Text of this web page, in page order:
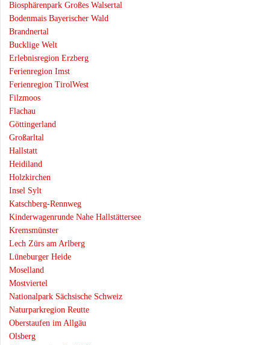
Biosphärenpark Großes Walsertal
Bodenmais Bayerischer Wald
Brandnertal
Bucklige Welt
Erlebnisregion Erzberg
Ferienregion Imst
Ferienregion TirolWest
Filzmoos
Flachau
Göttingerland
Großarltal
Hallstatt
Heidiland
Holzkirchen
Insel Sylt
Katschberg-Rennweg
Kinderwagenrunde Nahe Hallstättersee
Kremsmünster
Lech Zürs am Arlberg
Lüneburger Heide
Moselland
Mostviertel
Nationalpark Sächsische Schweiz
Naturparkregion Reutte
Oberstaufen im Allgäu
Olsberg